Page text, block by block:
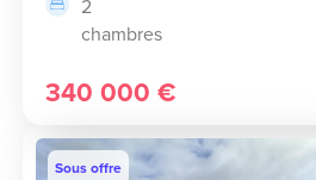
2
chambres
340 000 €
Sous offre